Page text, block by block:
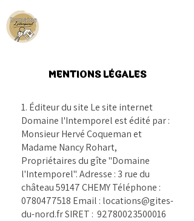
MENTIONS LÉGALES
1. Éditeur du site Le site internet
Domaine l'Intemporel est édité par :
Monsieur Hervé Coqueman et
Madame Nancy Rohart,
Propriétaires du gîte "Domaine
l'Intemporel". Adresse : 3 rue du
château 59147 CHEMY Téléphone :
0780477518 Email : locations@gites-
du-nord.frSIRET : 92780023500016